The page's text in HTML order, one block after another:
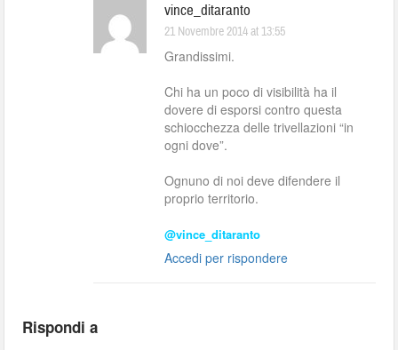
vince_ditaranto
21 Novembre 2014 at 13:55
Grandissimi.
Chi ha un poco di visibilità ha il
dovere di esporsi contro questa
schiocchezza delle trivellazioni “in
ogni dove”.
Ognuno di noi deve difendere il
proprio territorio.
@vince_ditaranto
Accedi per rispondere
Rispondi a